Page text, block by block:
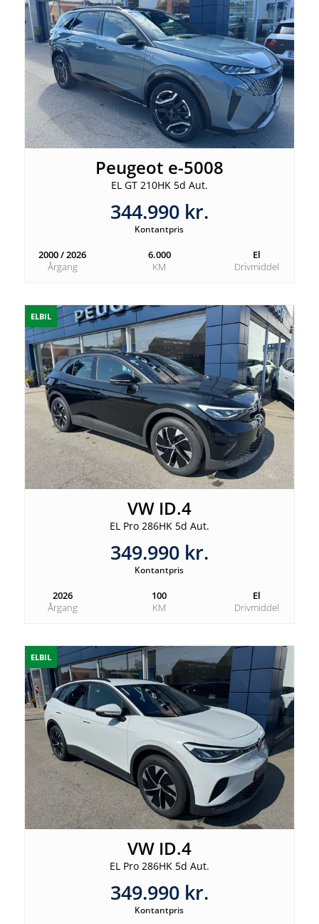
Peugeot e-5008
EL GT 210HK 5d Aut.
344.990 kr.
Kontantpris
2000 / 2026
Årgang
6.000
KM
El
Drivmiddel
ELBIL
VW ID.4
EL Pro 286HK 5d Aut.
349.990 kr.
Kontantpris
2026
Årgang
100
KM
El
Drivmiddel
ELBIL
VW ID.4
EL Pro 286HK 5d Aut.
349.990 kr.
Kontantpris